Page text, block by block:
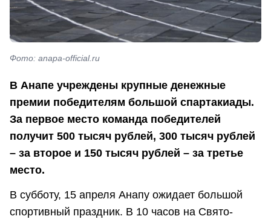
Фото: anapa-official.ru
В Анапе учреждены крупные денежные
премии победителям большой спартакиады.
За первое место команда победителей
получит 500 тысяч рублей, 300 тысяч рублей
– за второе и 150 тысяч рублей – за третье
место.
В субботу, 15 апреля Анапу ожидает большой
спортивный праздник. В 10 часов на Свято-